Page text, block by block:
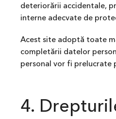
deteriorării accidentale,
interne adecvate de
Acest site adoptă toate
completării datelor
personal vor fi prelucrate
4.